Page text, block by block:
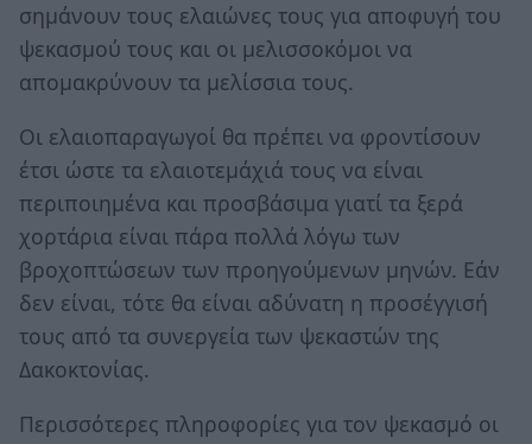
σημάνουν τους ελαιώνες τους για αποφυγή του
ψεκασμού τους και οι μελισσοκόμοι να
απομακρύνουν τα μελίσσια τους.
Οι ελαιοπαραγωγοί θα πρέπει να φροντίσουν
έτσι ώστε τα ελαιοτεμάχιά τους να είναι
περιποιημένα και προσβάσιμα γιατί τα ξερά
χορτάρια είναι πάρα πολλά λόγω των
βροχοπτώσεων των προηγούμενων μηνών. Εάν
δεν είναι, τότε θα είναι αδύνατη η προσέγγισή
τους από τα συνεργεία των ψεκαστών της
Δακοκτονίας.
Περισσότερες πληροφορίες για τον ψεκασμό οι